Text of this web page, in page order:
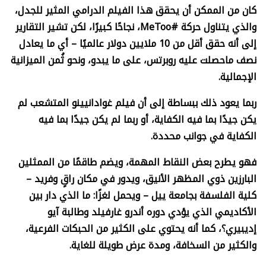
كان من الممكن أن يحقق هذا الفيلم الدرامي المثير للجدل،
والذي يتناول حركة #MeToo، نجاحًا كبيرًا، لكن تشير التقارير
إلى أنه حقق أقل من 10 ملايين دولار عالميًا – أي ما يعادل
نصف ماحصلت عليه روبرتس، على ما يبدو، ونحو ثُمن الميزانية
الإجمالية.
ربما يعود ذلك ببساطة إلى أن فيلم غوادانيينو المتشعب لم
يكن جيدًا بما فيه الكفاية، أو ربما لم يكن جيدًا بما فيه
الكفاية في جوانب محددة.
فهو يطرح بعض النقاط المهمة، ويضم طاقمًا من الممثلين
البارزين ذوي المظهر الأنيق، ويدور في مكان راقٍ وفريد–
كليةالفلسفةبجامعةييل–ويحمللغزًا:ما الذيداربين
الأكاديميالذييؤديدورهأندروغارفيلدوطالبةآيو
إديبيري؟،كماأنهيحتويعلى الكثير من الحبكات الفرعية،
والكثير من السخافة، ومدة عرض طويلة للغاية.